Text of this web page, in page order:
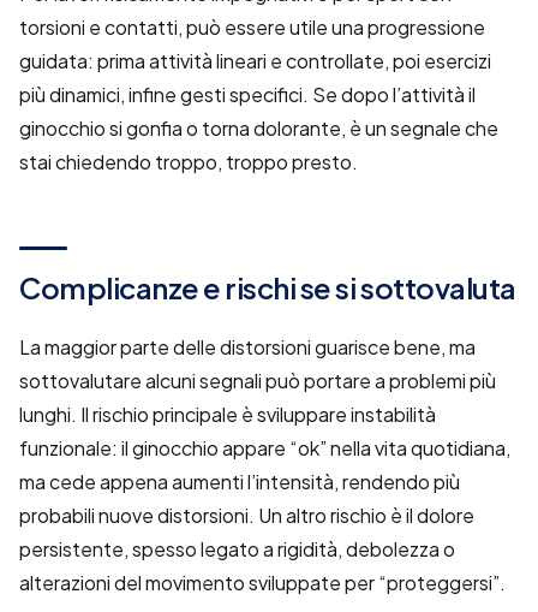
torsioni e contatti, può essere utile una progressione
guidata: prima attività lineari e controllate, poi esercizi
più dinamici, infine gesti specifici. Se dopo l’attività il
ginocchio si gonfia o torna dolorante, è un segnale che
stai chiedendo troppo, troppo presto.
Complicanze e rischi se si sottovaluta
La maggior parte delle distorsioni guarisce bene, ma
sottovalutare alcuni segnali può portare a problemi più
lunghi. Il rischio principale è sviluppare instabilità
funzionale: il ginocchio appare “ok” nella vita quotidiana,
ma cede appena aumenti l’intensità, rendendo più
probabili nuove distorsioni. Un altro rischio è il dolore
persistente, spesso legato a rigidità, debolezza o
alterazioni del movimento sviluppate per “proteggersi”.